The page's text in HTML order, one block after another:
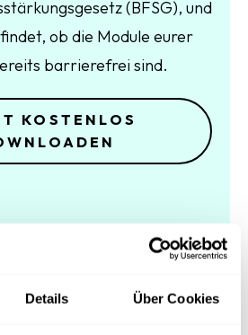
Details Über Cookies
(BFSG), und
ob die Module eurer
barrierefrei sind.
KOSTENLOS